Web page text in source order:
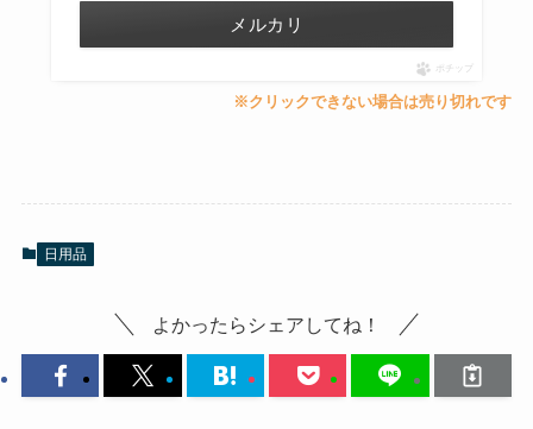
メルカリ
ポチップ
※クリックできない場合は売り切れです
日用品
よかったらシェアしてね！